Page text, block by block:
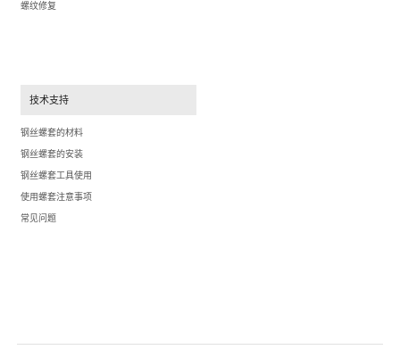
螺纹修复
技术支持
钢丝螺套的材料
钢丝螺套的安装
钢丝螺套工具使用
使用螺套注意事项
常见问题